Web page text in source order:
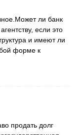
ли банк
если это
и имеют ли
форме к
продать долг